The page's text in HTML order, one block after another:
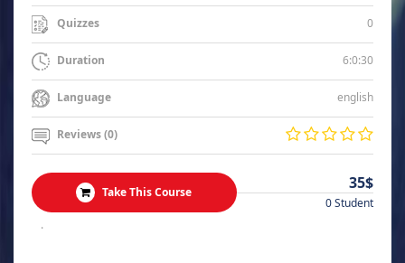
Quizzes 0
Duration 6:0:30
Language english
Reviews (0)
Take This Course 35$
0 Student
.